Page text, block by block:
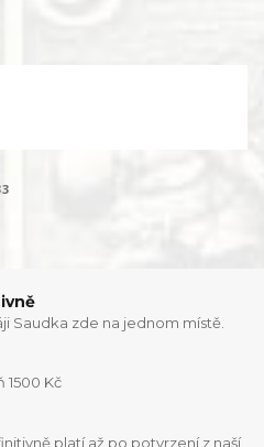
Saudka zde na jednom místě.
1500 Kč
platí až po potvrzení z naší